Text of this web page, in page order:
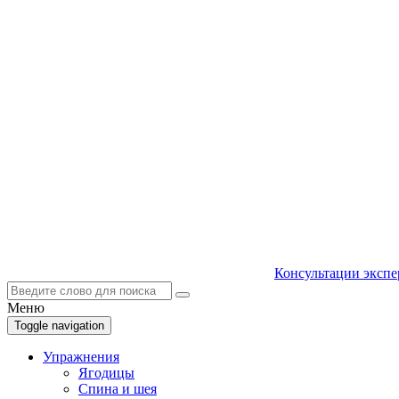
Консультации
Меню
Toggle navigation
Упражнения
Ягодицы
Спина и шея